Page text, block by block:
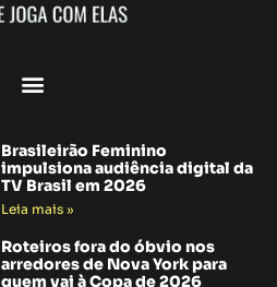
Brasileirão Feminino
impulsiona audiência digital da
TV Brasil em 2026
Leia mais »
Roteiros fora do óbvio nos
arredores de Nova York para
quem vai à Copa de 2026